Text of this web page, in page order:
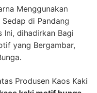
Menggunakan
di Pandang
Ini, dihadirkan Bagi
yang Bergambar,
Produsen Kaos Kaki